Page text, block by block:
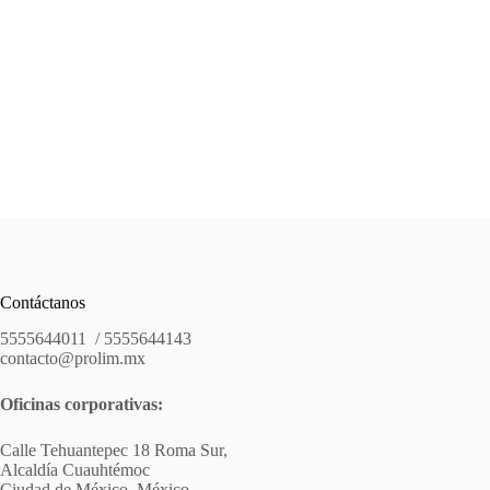
Contáctanos
5555644011 / 5555644143
contacto@prolim.mx
Oficinas corporativas:
Calle Tehuantepec 18 Roma Sur,
Alcaldía Cuauhtémoc